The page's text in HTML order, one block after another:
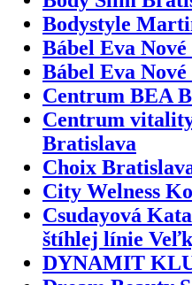
Bodystyle
Bábel Eva
Bábel Eva
Centrum BEA
Centrum
Bratislava
Choix
City Welness
Csudayová
štíhlej línie
DYNAMIT